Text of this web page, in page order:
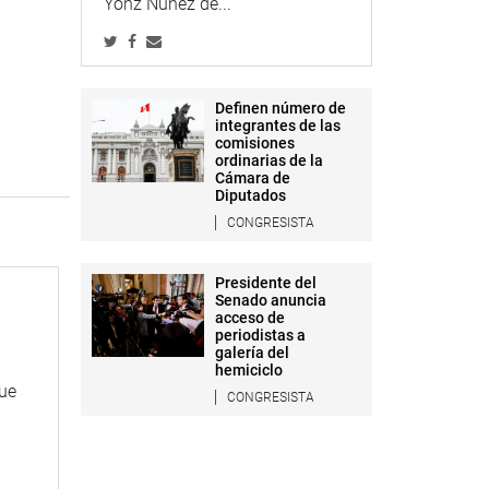
Definen número de
integrantes de las
comisiones
ordinarias de la
Cámara de
Diputados
CONGRESISTA
Presidente del
Senado anuncia
acceso de
periodistas a
galería del
hemiciclo
CONGRESISTA